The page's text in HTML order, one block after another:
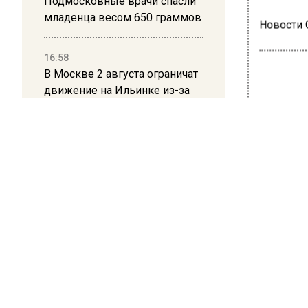
младенца весом 650 граммов
16:58
В Москве 2 августа ограничат
движение на Ильинке из-за